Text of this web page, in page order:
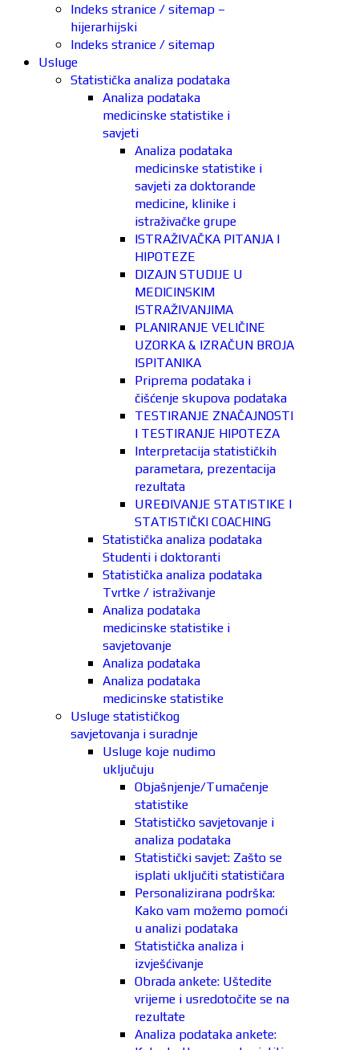
Indeks stranice / sitemap –
hijerarhijski
Indeks stranice / sitemap
Usluge
Statistička analiza podataka
Analiza podataka
medicinske statistike i
savjeti
Analiza podataka
medicinske statistike i
savjeti za doktorande
medicine, klinike i
istraživačke grupe
ISTRAŽIVAČKA PITANJA I
HIPOTEZE
DIZAJN STUDIJE U
MEDICINSKIM
ISTRAŽIVANJIMA
PLANIRANJE VELIČINE
UZORKA & IZRAČUN BROJA
ISPITANIKA
Priprema podataka i
čišćenje skupova podataka
TESTIRANJE ZNAČAJNOSTI
I TESTIRANJE HIPOTEZA
Interpretacija statističkih
parametara, prezentacija
rezultata
UREĐIVANJE STATISTIKE I
STATISTIČKI COACHING
Statistička analiza podataka
Studenti i doktoranti
Statistička analiza podataka
Tvrtke / istraživanje
Analiza podataka
medicinske statistike i
savjetovanje
Analiza podataka
Analiza podataka
medicinske statistike
Usluge statističkog
savjetovanja i suradnje
Usluge koje nudimo
uključuju
Objašnjenje/Tumačenje
statistike
Statističko savjetovanje i
analiza podataka
Statistički savjet: Zašto se
isplati uključiti statističara
Personalizirana podrška:
Kako vam možemo pomoći
u analizi podataka
Statistička analiza i
izvješćivanje
Obrada ankete: Uštedite
vrijeme i usredotočite se na
rezultate
Analiza podataka ankete: